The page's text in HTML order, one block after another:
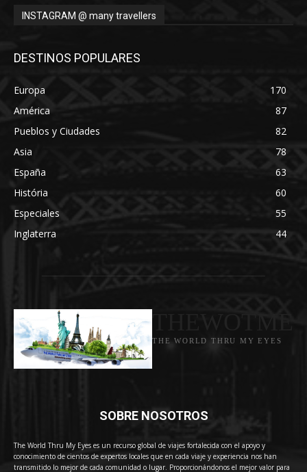
INSTAGRAM @ many travellers
DESTINOS POPULARES
Europa
170
América
87
Pueblos y Ciudades
82
Asia
78
España
63
História
60
Especiales
55
Inglaterra
44
THE WORLD THRU MY EYES
SOBRE NOSOTROS
The World Thru My Eyes es un recurso global de viajes fortalecida con el apoyo y
conocimiento de cientos de expertos locales que en cada viaje y experiencia nos han
transmitido lo mejor de cada comunidad o lugar. Proporcionándonos el mejor valor para